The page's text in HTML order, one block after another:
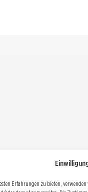
Erfahrungen zu bieten,